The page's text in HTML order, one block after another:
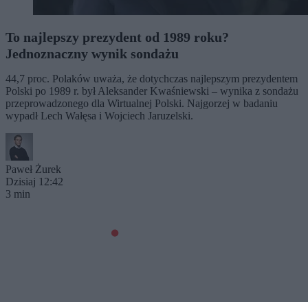
To najlepszy prezydent od 1989 roku?
Jednoznaczny wynik sondażu
44,7 proc. Polaków uważa, że dotychczas najlepszym prezydentem
Polski po 1989 r. był Aleksander Kwaśniewski – wynika z sondażu
przeprowadzonego dla Wirtualnej Polski. Najgorzej w badaniu
wypadł Lech Wałęsa i Wojciech Jaruzelski.
Paweł Żurek
Dzisiaj 12:42
3 min